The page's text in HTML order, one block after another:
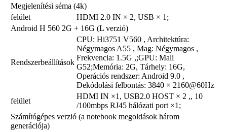
Megjelenítési séma (4k)
felület
HDMI 2.0 IN × 2, USB × 1;
Android H 560 2G + 16G (L verzió)
Rendszerbeállítások
CPU: Hi3751 V560 , Architektúra:
Négymagos A55 , Mag: Négymagos ,
Frekvencia: 1.5G ,;GPU: Mali
G52;Memória: 2G, Tárhely: 16G,
Operációs rendszer: Android 9.0 ,
Dekódolási felbontás: 3840 × 2160@60Hz
felület
HDMI IN ×1, USB2.0 HOST × 2 ,, 10
/100mbps RJ45 hálózati port ×1;
Számítógépes verzió (a notebook megoldások három
generációja)